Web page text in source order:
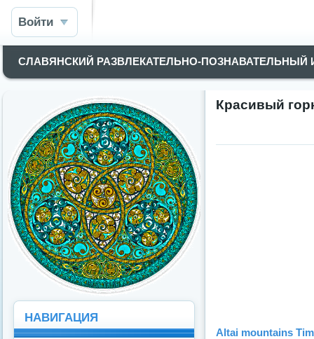
Войти
СЛАВЯНСКИЙ РАЗВЛЕКАТЕЛЬНО-
Красивый
Altai mountains
НАВИГАЦИЯ